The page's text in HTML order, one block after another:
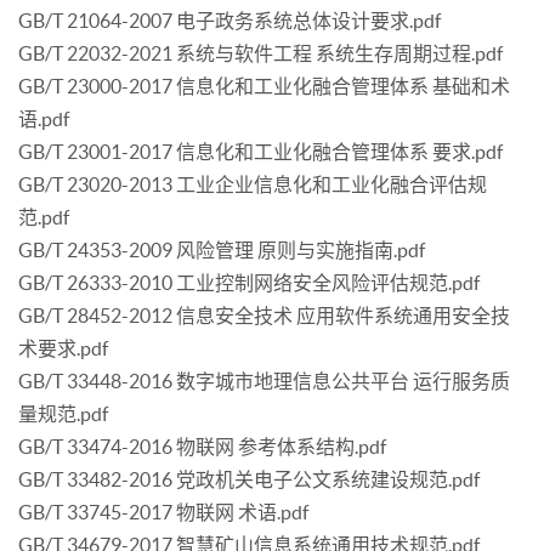
GB/T 21064-2007 电子政务系统总体设计要求.pdf
GB/T 22032-2021 系统与软件工程 系统生存周期过程.pdf
GB/T 23000-2017 信息化和工业化融合管理体系 基础和术
语.pdf
GB/T 23001-2017 信息化和工业化融合管理体系 要求.pdf
GB/T 23020-2013 工业企业信息化和工业化融合评估规
范.pdf
GB/T 24353-2009 风险管理 原则与实施指南.pdf
GB/T 26333-2010 工业控制网络安全风险评估规范.pdf
GB/T 28452-2012 信息安全技术 应用软件系统通用安全技
术要求.pdf
GB/T 33448-2016 数字城市地理信息公共平台 运行服务质
量规范.pdf
GB/T 33474-2016 物联网 参考体系结构.pdf
GB/T 33482-2016 党政机关电子公文系统建设规范.pdf
GB/T 33745-2017 物联网 术语.pdf
GB/T 34679-2017 智慧矿山信息系统通用技术规范.pdf